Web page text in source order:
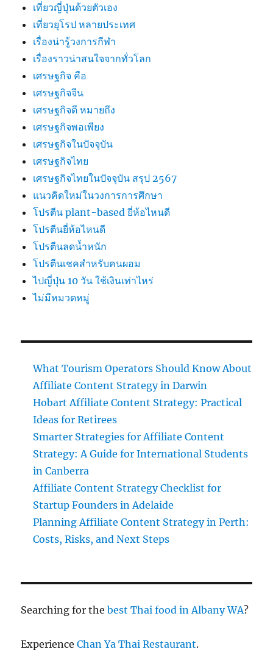
เที่ยวญี่ปุ่นด้วยตัวเอง
เที่ยวยุโรป หลายประเทศ
เรื่องน่ารู้วงการกีฬา
เรื่องราวน่าสนใจจากทั่วโลก
เศรษฐกิจ คือ
เศรษฐกิจจีน
เศรษฐกิจดี หมายถึง
เศรษฐกิจพอเพียง
เศรษฐกิจในปัจจุบัน
เศรษฐกิจไทย
เศรษฐกิจไทยในปัจจุบัน สรุป 2567
แนวคิดใหม่ในวงการการศึกษา
โปรตีน plant-based ยี่ห้อไหนดี
โปรตีนยี่ห้อไหนดี
โปรตีนลดน้ำหนัก
โปรตีนเชคสำหรับคนผอม
ไปญี่ปุ่น 10 วัน ใช้เงินเท่าไหร่
ไม่มีหมวดหมู่
What Tourism Operators Should Know About
Affiliate Content Strategy in Darwin
Hobart Affiliate Content Strategy: Practical
Ideas for Retirees
Smarter Strategies for Affiliate Content
Strategy: A Guide for International Students
in Canberra
Affiliate Content Strategy Checklist for
Startup Founders in Adelaide
Planning Affiliate Content Strategy in Perth:
Costs, Risks, and Next Steps
Searching for thebest Thai food in Albany WA?
ExperienceChan Ya Thai Restaurant.